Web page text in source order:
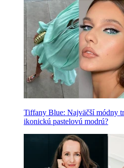
Tiffany Blue: Najväčší módny
ikonickú pastelovú modrú?